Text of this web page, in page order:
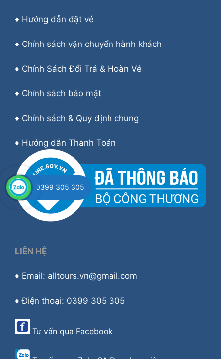
♦ Hướng dẫn đặt vé
♦ Chính sách vận chuyển hành khách
♦ Chính Sách Đổi Trả & Hoàn Vé
♦ Chính sách bảo mật
♦ Chính sách & Quy định chung
♦ Hướng dẫn Thanh Toán
LIÊN HỆ
♦ Email: alltours.vn@gmail.com
♦ Điện thoại: 0399 305 305
Tư vấn qua Facebook
0399 305 305